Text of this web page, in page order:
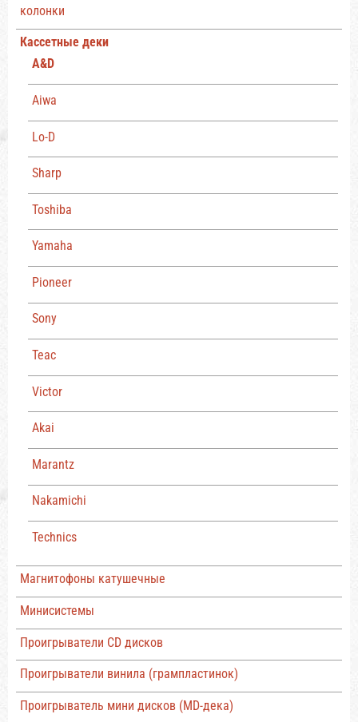
колонки
Кассетные деки
A&D
Aiwa
Lo-D
Sharp
Toshiba
Yamaha
Pioneer
Sony
Teac
Victor
Akai
Marantz
Nakamichi
Technics
Магнитофоны катушечные
Минисистемы
Проигрыватели CD дисков
Проигрыватели винила (грампластинок)
Проигрыватель мини дисков (MD-дека)